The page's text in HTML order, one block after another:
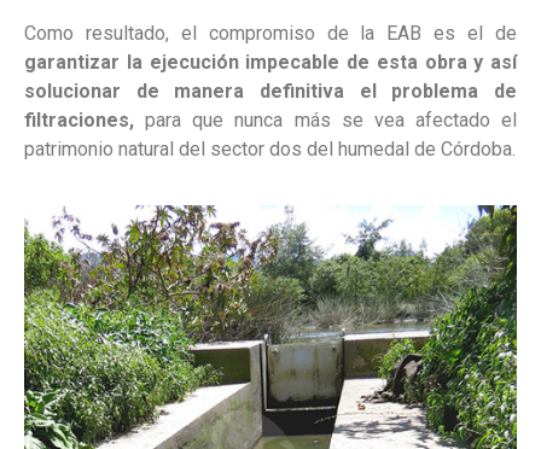
Como resultado, el compromiso de la EAB es el de
garantizar la ejecución impecable de esta obra y así
solucionar de manera definitiva el problema de
filtraciones, para que nunca más se vea afectado el
patrimonio natural del sector dos del humedal de Córdoba.